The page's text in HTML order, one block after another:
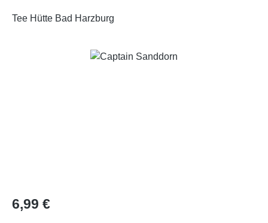
Tee Hütte Bad Harzburg
Bildergalerie überspringen
Regulärer Preis:
6,99 €